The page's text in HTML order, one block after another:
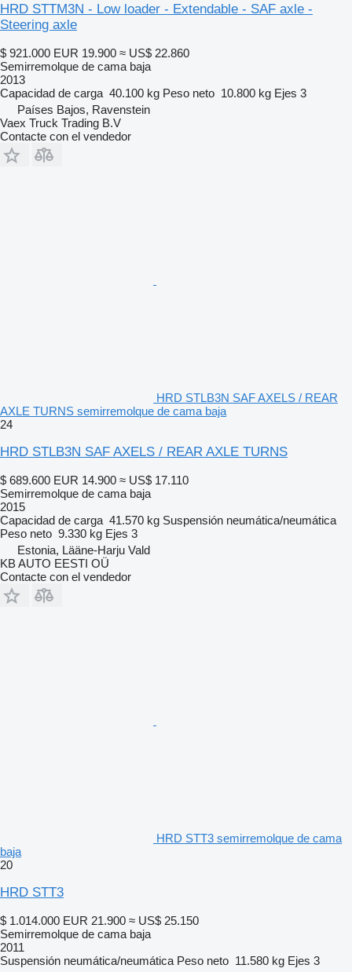
HRD STTM3N - Low loader - Extendable - SAF axle -
Steering axle
$ 921.000 EUR 19.900 ≈ US$ 22.860
Semirremolque de cama baja
2013
Capacidad de carga 40.100 kg Peso neto 10.800 kg Ejes 3
Países Bajos, Ravenstein
Vaex Truck Trading B.V
Contacte con el vendedor
HRD STLB3N SAF AXELS / REAR
AXLE TURNS semirremolque de cama baja
24
HRD STLB3N SAF AXELS / REAR AXLE TURNS
$ 689.600 EUR 14.900 ≈ US$ 17.110
Semirremolque de cama baja
2015
Capacidad de carga 41.570 kg Suspensión neumática/neumática
Peso neto 9.330 kg Ejes 3
Estonia, Lääne-Harju Vald
KB AUTO EESTI OÜ
Contacte con el vendedor
HRD STT3 semirremolque de cama
baja
20
HRD STT3
$ 1.014.000 EUR 21.900 ≈ US$ 25.150
Semirremolque de cama baja
2011
Suspensión neumática/neumática Peso neto 11.580 kg Ejes 3